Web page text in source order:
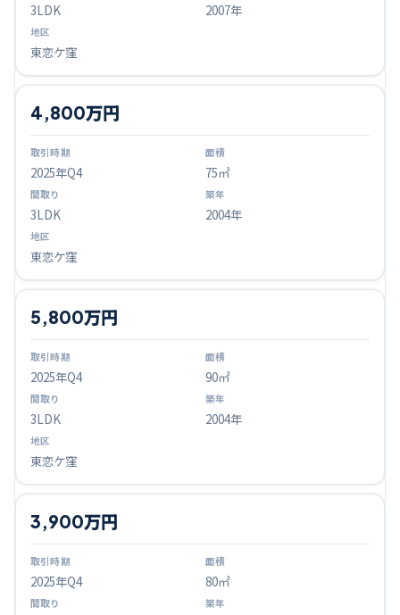
3LDK 2007年
東恋ケ窪
2025年Q4
4,800万円
75㎡
3LDK 2004年
東恋ケ窪
2025年Q4
5,800万円
90㎡
3LDK 2004年
東恋ケ窪
2025年Q4
3,900万円
80㎡